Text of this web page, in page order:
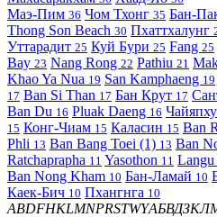
Маэ-Пим 36 Чом Тхонг 35 Бан-
Thong Son Beach 30 Пхаттхалунг
Уттарадит 25 Куй Бури 25 Fang 25
Bay 23 Nang Rong 22 Pathiu 21
Khao Ya Nua 19 San Kamphaeng 19
17 Ban Si Than 17 Бан Крут 17
Ban Du 16 Pluak Daeng 16
15 Конг-Чиам 15 Каласин 15 Ban
Phli 13 Ban Bang Toei (1) 13 Ban
Ratchaprapha 11 Yasothon 11 Langu
Ban Nong Kham 10 Бан-Ламай 10
Каек-Бич 10 Пхангнга 10
ABDFHKLMNPRSTWYАБВДЗКЛ